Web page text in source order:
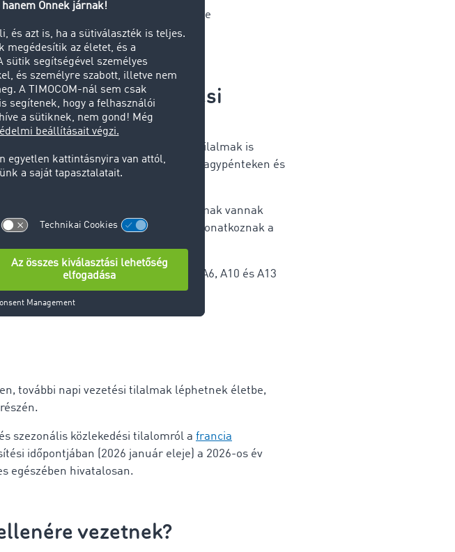
1. Karácsony ünnepe
teherautó-közlekedési
és szezonális teherautó-közlekedési tilalmak is
további tilalmak vannak érvényben nagypénteken és
útvonalakon további közlekedési tilalmak vannak
18 óra, valamint 22 és 24 óra között vonatkoznak a
autópálya-szakaszokon, például az A6, A10 és A13
további napi vezetési tilalmak léphetnek életbe,
szezonális közlekedési tilalomról a francia
időpontjában (2026 január eleje) a 2026-os év
egészében hivatalosan.
vezetnek?